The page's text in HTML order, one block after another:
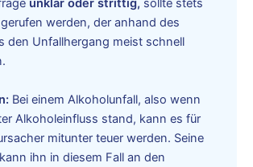
unklar oder strittig, sollte stets
werden, der anhand des
den Unfallhergang meist schnell
Bei einem Alkoholunfall, also wenn
Alkoholeinfluss stand, kann es für
mitunter teuer werden. Seine
ihn in diesem Fall an den